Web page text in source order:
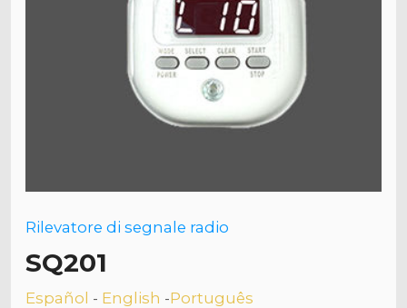
Rilevatore di segnale radio
SQ201
Español - English -Português